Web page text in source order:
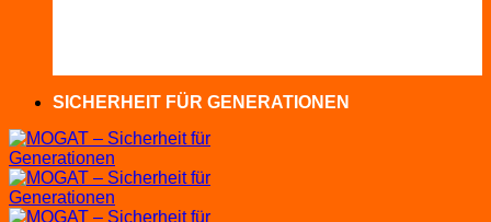
SICHERHEIT FÜR GENERATIONEN